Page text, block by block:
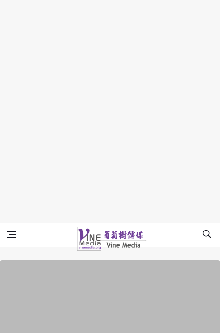
Vine Media
葡萄樹傳媒